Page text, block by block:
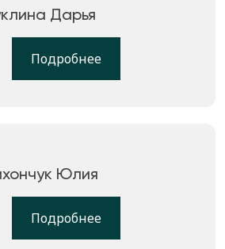
Дарья
Подробнее
Юлия
Подробнее